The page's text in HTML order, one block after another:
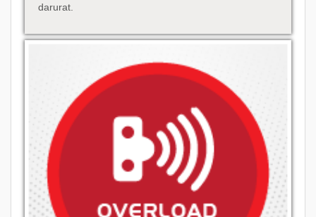
darurat.